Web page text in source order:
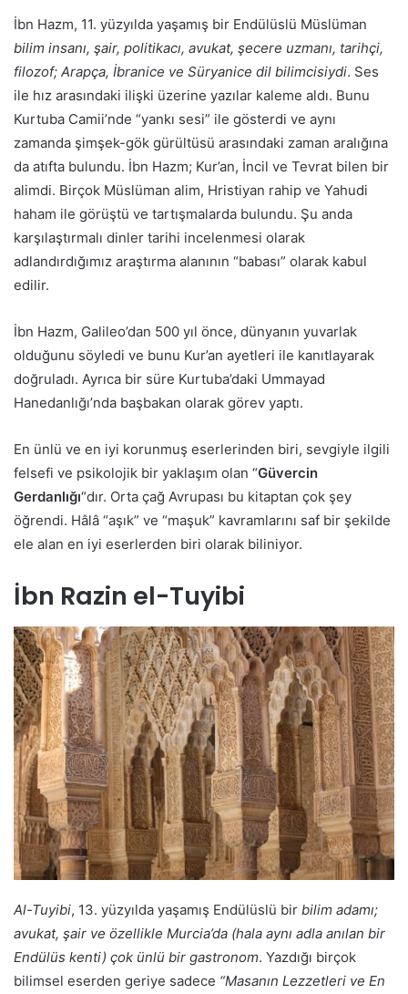
İbn Hazm, 11. yüzyılda yaşamış bir Endülüslü Müslüman
bilim insanı, şair, politikacı, avukat, şecere uzmanı, tarihçi,
filozof; Arapça, İbranice ve Süryanice dil bilimcisiydi. Ses
ile hız arasındaki ilişki üzerine yazılar kaleme aldı. Bunu
Kurtuba Camii’nde “yankı sesi” ile gösterdi ve aynı
zamanda şimşek-gök gürültüsü arasındaki zaman aralığına
da atıfta bulundu. İbn Hazm; Kur’an, İncil ve Tevrat bilen bir
alimdi. Birçok Müslüman alim, Hristiyan rahip ve Yahudi
haham ile görüştü ve tartışmalarda bulundu. Şu anda
karşılaştırmalı dinler tarihi incelenmesi olarak
adlandırdığımız araştırma alanının “babası” olarak kabul
edilir.
İbn Hazm, Galileo’dan 500 yıl önce, dünyanın yuvarlak
olduğunu söyledi ve bunu Kur’an ayetleri ile kanıtlayarak
doğruladı. Ayrıca bir süre Kurtuba’daki Ummayad
Hanedanlığı’nda başbakan olarak görev yaptı.
En ünlü ve en iyi korunmuş eserlerinden biri, sevgiyle ilgili
felsefi ve psikolojik bir yaklaşım olan “Güvercin
Gerdanlığı“dır. Orta çağ Avrupası bu kitaptan çok şey
öğrendi. Hâlâ “aşık” ve “maşuk” kavramlarını saf bir şekilde
ele alan en iyi eserlerden biri olarak biliniyor.
İbn Razin el-Tuyibi
Al-Tuyibi, 13. yüzyılda yaşamış Endülüslü bir bilim adamı;
avukat, şair ve özellikle Murcia’da (hala aynı adla anılan bir
Endülüs kenti) çok ünlü bir gastronom. Yazdığı birçok
bilimsel eserden geriye sadece “Masanın Lezzetleri ve En